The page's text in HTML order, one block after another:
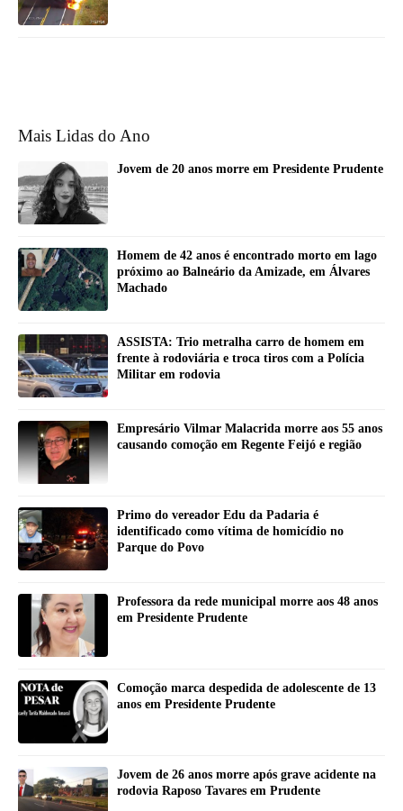
Mais Lidas do Ano
Jovem de 20 anos morre em Presidente Prudente
Homem de 42 anos é encontrado morto em lago
próximo ao Balneário da Amizade, em Álvares
Machado
ASSISTA: Trio metralha carro de homem em
frente à rodoviária e troca tiros com a Polícia
Militar em rodovia
Empresário Vilmar Malacrida morre aos 55 anos
causando comoção em Regente Feijó e região
Primo do vereador Edu da Padaria é
identificado como vítima de homicídio no
Parque do Povo
Professora da rede municipal morre aos 48 anos
em Presidente Prudente
Comoção marca despedida de adolescente de 13
anos em Presidente Prudente
Jovem de 26 anos morre após grave acidente na
rodovia Raposo Tavares em Prudente